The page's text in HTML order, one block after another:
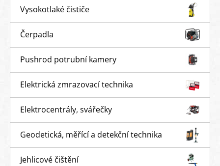
Vysokotlaké čističe
Čerpadla
Pushrod potrubní kamery
Elektrická zmrazovací technika
Elektrocentrály, svářečky
Geodetická, měřící a detekční technika
Jehlicové čištění